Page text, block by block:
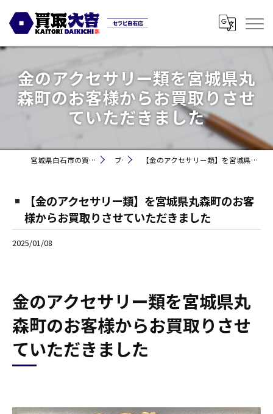
金のアクセサリー類を宮城県丸
森町のお客様からお買取りさせ
ていただきました
宮城県白石市の買取なら買取大吉セラビ白石店 ブログ 【金のアクセサリー類】を宮城県丸森町のお客様からお買取りさせていただきました
【金のアクセサリー類】を宮城県丸森町のお客
様からお買取りさせていただきました
2025/01/08
金のアクセサリー類を宮城県丸
森町のお客様からお買取りさせ
ていただきました